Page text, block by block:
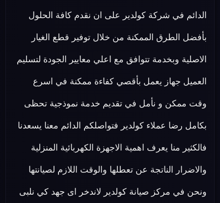
الدائم في شركة كولدير على ان نقدم كافة الحلول
بأفضل الطرق الممكنة من خلال توفير قطع الغيار
الاصلية وبخدمة تتوافق مع اعلي معايير الجودة لتسليم
العميل جهاز يعمل بأقصي كفاءة ممكنة في اسرع
وقت ممكن و نأمل في تقديم خدمة نموذجية تحظى
بكامل رضا عملاء كولدير فتواصلكم الدائم معنا يسعدنا
فالكثير منا يعرف اهمية الاجهزة الكهربائية المنزلية
والاضرار الناتجة عن تعطلها والوقت اللازم لصيانتها
ونحن في مركز صيانة كولدير لاندخر اى جهد كي نلبى